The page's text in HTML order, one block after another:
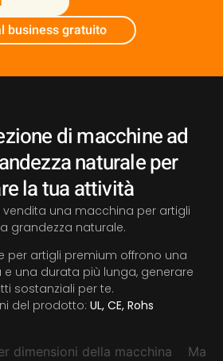
business gratuito
di macchine ad
naturale per
la tua attività
vendita una macchina per artigli
grandezza naturale.
per artigli premium offrono una
una durata più lunga, generare
sostanziali per te.
del prodotto: UL, CE, Rohs
dimensioni della macchina